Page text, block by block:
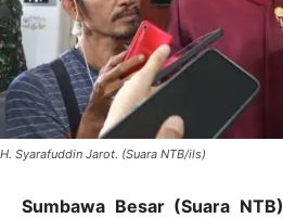
H. Syarafuddin Jarot. (Suara NTB/ils)
Sumbawa Besar (Suara NTB)